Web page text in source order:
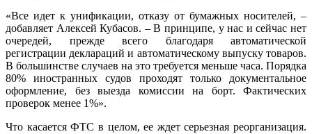
«Все идет к унификации, отказу от бумажных носителей, –
добавляет Алексей Кубасов. – В принципе, у нас и сейчас нет
очередей, прежде всего благодаря автоматической
регистрации деклараций и автоматическому выпуску товаров.
В большинстве случаев на это требуется меньше часа. Порядка
80% иностранных судов проходят только документальное
оформление, без выезда комиссии на борт. Фактических
проверок менее 1%».
Что касается ФТС в целом, ее ждет серьезная реорганизация.